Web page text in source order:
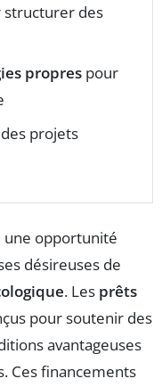
structurer des
propres pour
des projets
opportunité
désireuses de
. Les prêts
pour soutenir des
avantageuses
Ces financements